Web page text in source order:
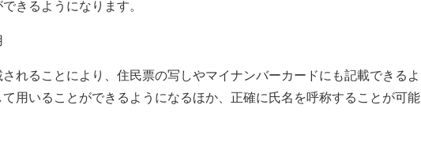
きるようになります。
れることにより、住民票の写しやマイナンバーカードにも記載できるよ
用いることができるようになるほか、正確に氏名を呼称することが可能